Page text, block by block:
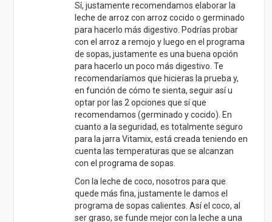
Sí, justamente recomendamos elaborar la
leche de arroz con arroz cocido o germinado
para hacerlo más digestivo. Podrías probar
con el arroz a remojo y luego en el programa
de sopas, justamente es una buena opción
para hacerlo un poco más digestivo. Te
recomendaríamos que hicieras la prueba y,
en función de cómo te sienta, seguir así u
optar por las 2 opciones que sí que
recomendamos (germinado y cocido). En
cuanto a la seguridad, es totalmente seguro
para la jarra Vitamix, está creada teniendo en
cuenta las temperaturas que se alcanzan
con el programa de sopas.
Con la leche de coco, nosotros para que
quede más fina, justamente le damos el
programa de sopas calientes. Así el coco, al
ser graso, se funde mejor con la leche a una